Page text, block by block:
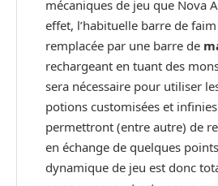
mécaniques de jeu que Nova
effet, l’habituelle barre de
remplacée par une barre de
rechargeant en tuant des
sera nécessaire pour utiliser
potions customisées et
permettront (entre autre) de
en échange de quelques
dynamique de jeu est donc